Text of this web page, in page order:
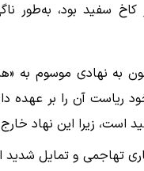
سفید بود، به‌طور
به نهادی موسوم
ریاست آن را بر عهده
است، زیرا این نهاد
تهاجمی و تمایل شدید